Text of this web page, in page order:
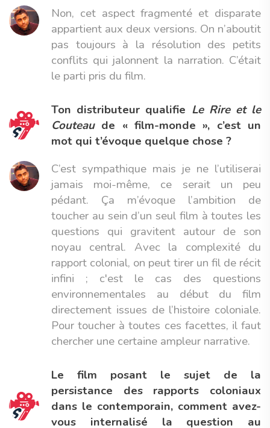
Non, cet aspect fragmenté et disparate
appartient aux deux versions. On n’aboutit
pas toujours à la résolution des petits
conflits qui jalonnent la narration. C’était
le parti pris du film.
Ton distributeur qualifie Le Rire et le
Couteaude « film-monde », c’est un
mot qui t’évoque quelque chose ?
C’est sympathique mais je ne l’utiliserai
jamais moi-même, ce serait un peu
pédant. Ça m’évoque l’ambition de
toucher au sein d’un seul film à toutes les
questions qui gravitent autour de son
noyau central. Avec la complexité du
rapport colonial, on peut tirer un fil de récit
infini ; c'est le cas des questions
environnementales au début du film
directement issues de l’histoire coloniale.
Pour toucher à toutes ces facettes, il faut
chercher une certaine ampleur narrative.
Le film posant le sujet de la
persistance des rapports coloniaux
dans le contemporain, comment avez-
vous internalisé la question au